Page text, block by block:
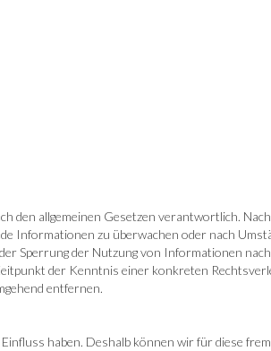
den allgemeinen Gesetzen verantwortlich.
Informationen zu überwachen oder nach
Sperrung der Nutzung von Informationen nach
der Kenntnis einer konkreten
entfernen.
haben. Deshalb können wir für diese